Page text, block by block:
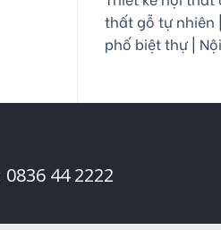
thất gỗ tự nhiên |
phố biệt thự|
44 2222